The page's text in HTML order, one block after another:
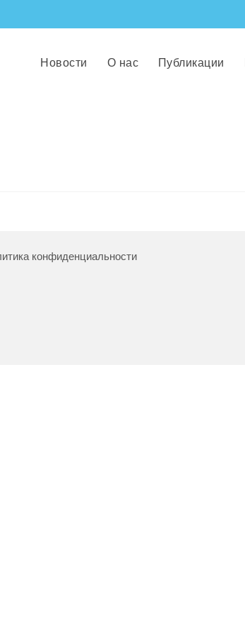
Новости О нас Публикации
конфиденциальности